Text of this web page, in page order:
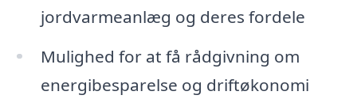
jordvarmeanlæg og deres fordele
Mulighed for at få rådgivning om
energibesparelse og driftøkonomi